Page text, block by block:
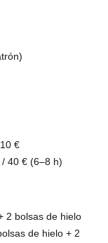
€
40 € (6–8 h)
2 bolsas de hielo
de hielo + 2